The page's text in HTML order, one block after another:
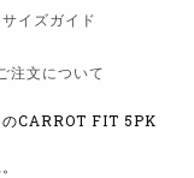
サイズガイド
ご注文について
のCARROT FIT 5PK